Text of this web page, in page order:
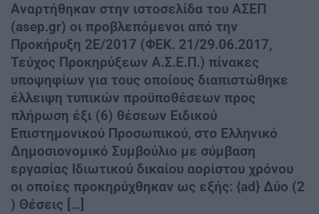
Αναρτήθηκαν στην ιστοσελίδα του ΑΣΕΠ
(asep.gr) οι προβλεπόμενοι από την
Προκήρυξη 2Ε/2017 (ΦΕΚ. 21/29.06.2017,
Τεύχος Προκηρύξεων Α.Σ.Ε.Π.) πίνακες
υποψηφίων για τους οποίους διαπιστώθηκε
έλλειψη τυπικών προϋποθέσεων προς
πλήρωση έξι (6) θέσεων Ειδικού
Επιστημονικού Προσωπικού, στο Ελληνικό
Δημοσιονομικό Συμβούλιο με σύμβαση
εργασίας Ιδιωτικού δικαίου αορίστου χρόνου
οι οποίες προκηρύχθηκαν ως εξής: {ad} Δύο (2
) Θέσεις […]